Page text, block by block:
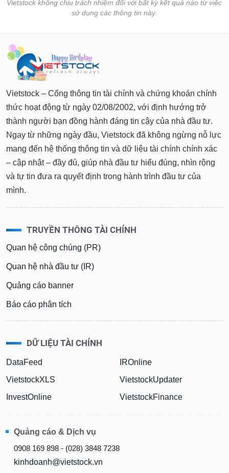
Vietstock không chịu trách nhiệm đối với bất kỳ kết quả nào từ việc
sử dụng các thông tin này.
Vietstock – Cổng thông tin tài chính và chứng khoán chính
thức hoạt động từ ngày 02/08/2002, với định hướng trở
thành người bạn đồng hành đáng tin cậy của nhà đầu tư.
Ngay từ những ngày đầu, Vietstock đã không ngừng nỗ lực
mang đến hệ thống thông tin và dữ liệu tài chính chính xác
– cập nhật – đầy đủ, giúp nhà đầu tư hiểu đúng, nhìn rộng
và tự tin đưa ra quyết định trong hành trình đầu tư của
mình.
TRUYỀN THÔNG TÀI CHÍNH
Quan hệ công chúng (PR)
Quan hệ nhà đầu tư (IR)
Quảng cáo banner
Báo cáo phân tích
DỮ LIỆU TÀI CHÍNH
DataFeed
VietstockXLS
InvestOnline
IROnline
VietstockUpdater
VietstockFinance
Quảng cáo & Dịch vụ
0908 169 898 - (028) 3848 7238
kinhdoanh@vietstock.vn